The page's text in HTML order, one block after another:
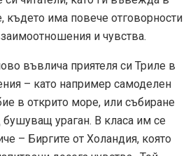
където има повече отговорности
и чувства.
въвлича приятеля си Триле в
– като например самоделен
в открито море, или събиране
бушуващ ураган. В класа им се
– Биргите от Холандия, която